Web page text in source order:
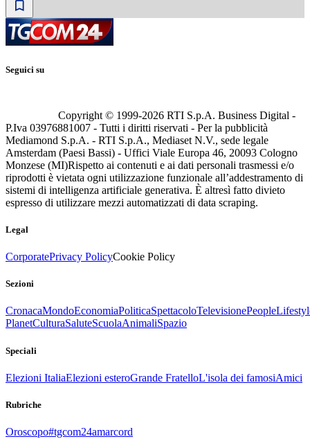
Seguici su
Copyright © 1999-2026 RTI S.p.A. Business Digital -
P.Iva 03976881007 - Tutti i diritti riservati - Per la pubblicità
Mediamond S.p.A. - RTI S.p.A., Mediaset N.V., sede legale
Amsterdam (Paesi Bassi) - Uffici Viale Europa 46, 20093 Cologno
Monzese (MI)Rispetto ai contenuti e ai dati personali trasmessi e/o
riprodotti è vietata ogni utilizzazione funzionale all’addestramento di
sistemi di intelligenza artificiale generativa. È altresì fatto divieto
espresso di utilizzare mezzi automatizzati di data scraping.
Legal
CorporatePrivacy PolicyCookie Policy
Sezioni
CronacaMondoEconomiaPoliticaSpettacoloTelevisionePeople
PlanetCulturaSaluteScuolaAnimaliSpazio
Speciali
Elezioni ItaliaElezioni esteroGrande FratelloL'isola dei famosiAmici
Rubriche
Oroscopo#tgcom24amarcord